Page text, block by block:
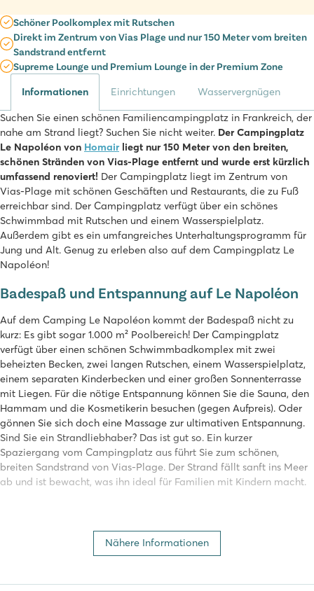
Schöner Poolkomplex mit Rutschen
Direkt im Zentrum von Vias Plage und nur 150 Meter vom breiten
Sandstrand entfernt
Supreme Lounge und Premium Lounge in der Premium Zone
Informationen Einrichtungen Wasservergnügen
Suchen Sie einen schönen Familiencampingplatz in Frankreich, der
nahe am Strand liegt? Suchen Sie nicht weiter. Der Campingplatz
Le Napoléon von Homair liegt nur 150 Meter von den breiten,
schönen Stränden von Vias-Plage entfernt und wurde erst kürzlich
umfassend renoviert! Der Campingplatz liegt im Zentrum von
Vias-Plage mit schönen Geschäften und Restaurants, die zu Fuß
erreichbar sind. Der Campingplatz verfügt über ein schönes
Schwimmbad mit Rutschen und einem Wasserspielplatz.
Außerdem gibt es ein umfangreiches Unterhaltungsprogramm für
Jung und Alt. Genug zu erleben also auf dem Campingplatz Le
Napoléon!
Badespaß und Entspannung auf Le Napoléon
Auf dem Camping Le Napoléon kommt der Badespaß nicht zu
kurz: Es gibt sogar 1.000 m² Poolbereich! Der Campingplatz
verfügt über einen schönen Schwimmbadkomplex mit zwei
beheizten Becken, zwei langen Rutschen, einem Wasserspielplatz,
einem separaten Kinderbecken und einer großen Sonnenterrasse
mit Liegen. Für die nötige Entspannung können Sie die Sauna, den
Hammam und die Kosmetikerin besuchen (gegen Aufpreis). Oder
gönnen Sie sich doch eine Massage zur ultimativen Entspannung.
Sind Sie ein Strandliebhaber? Das ist gut so. Ein kurzer
Spaziergang vom Campingplatz aus führt Sie zum schönen,
breiten Sandstrand von Vias-Plage. Der Strand fällt sanft ins Meer
ab und ist bewacht, was ihn ideal für Familien mit Kindern macht.
Unterhaltungsprogramm
Unterhaltungsprogramm, an dem die ganze Familie teilnehmen
Nähere Informationen